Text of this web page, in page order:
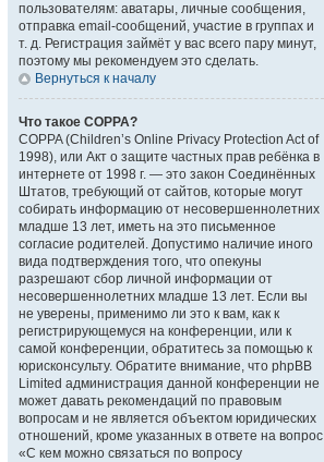
пользователям: аватары, личные сообщения,
отправка email-сообщений, участие в группах и
т. д. Регистрация займёт у вас всего пару минут,
поэтому мы рекомендуем это сделать.
Вернуться к началу
Что такое COPPA?
COPPA (Children’s Online Privacy Protection Act of
1998), или Акт о защите частных прав ребёнка в
интернете от 1998 г. — это закон Соединённых
Штатов, требующий от сайтов, которые могут
собирать информацию от несовершеннолетних
младше 13 лет, иметь на это письменное
согласие родителей. Допустимо наличие иного
вида подтверждения того, что опекуны
разрешают сбор личной информации от
несовершеннолетних младше 13 лет. Если вы
не уверены, применимо ли это к вам, как к
регистрирующемуся на конференции, или к
самой конференции, обратитесь за помощью к
юрисконсульту. Обратите внимание, что phpBB
Limited администрация данной конференции не
может давать рекомендаций по правовым
вопросам и не является объектом юридических
отношений, кроме указанных в ответе на вопрос
«С кем можно связаться по вопросу